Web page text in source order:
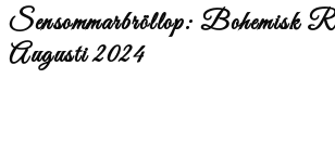
Sensommarbröllop: Bohemisk
Augusti 2024